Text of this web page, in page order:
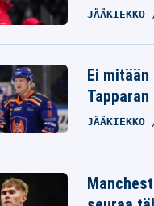
JÄÄKIEKKO
Ei
JÄÄKIEKKO